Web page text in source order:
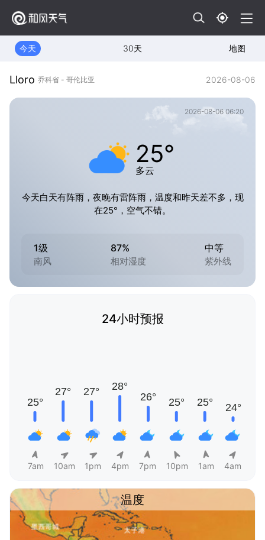
今天 30天 地图
Lloro 乔科省 - 哥伦比亚 2026-08-06
2026-08-06 06:20
25°
多云
今天白天有阵雨，夜晚有雷阵雨，温度和昨天差不多，现
在25°，空气不错。
1级
南风
87%
相对湿度
中等
紫外线
24小时预报
7am 10am 1pm 4pm 7pm 10pm 1am 4am
温度